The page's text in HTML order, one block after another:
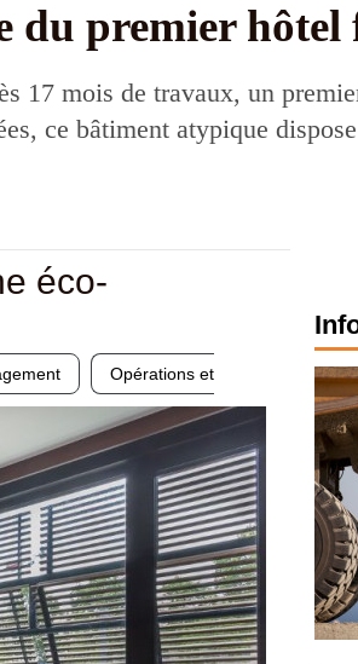
du premier
17 mois de travaux, un
ce bâtiment atypique
éco-
Opérations et